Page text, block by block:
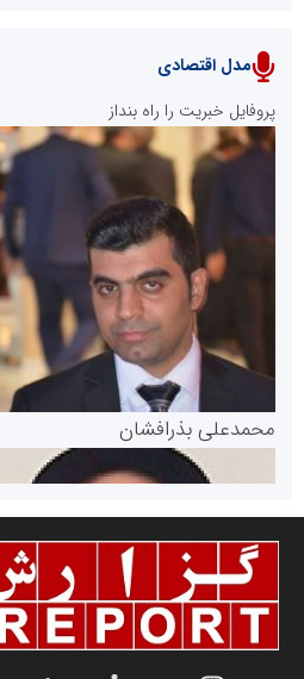
پایگاه خبری نهضت ملی مسکن
پایگاه خبری گفتمان یزد
سازمان بورس و اوراق بهادار
مرجع اخبار موثق در بازارسرمایه
سازمان صنعت،معدن و تجارت
مدل اقتصادی
پروفایل خبریت را راه بنداز
محمدعلی بذرافشان